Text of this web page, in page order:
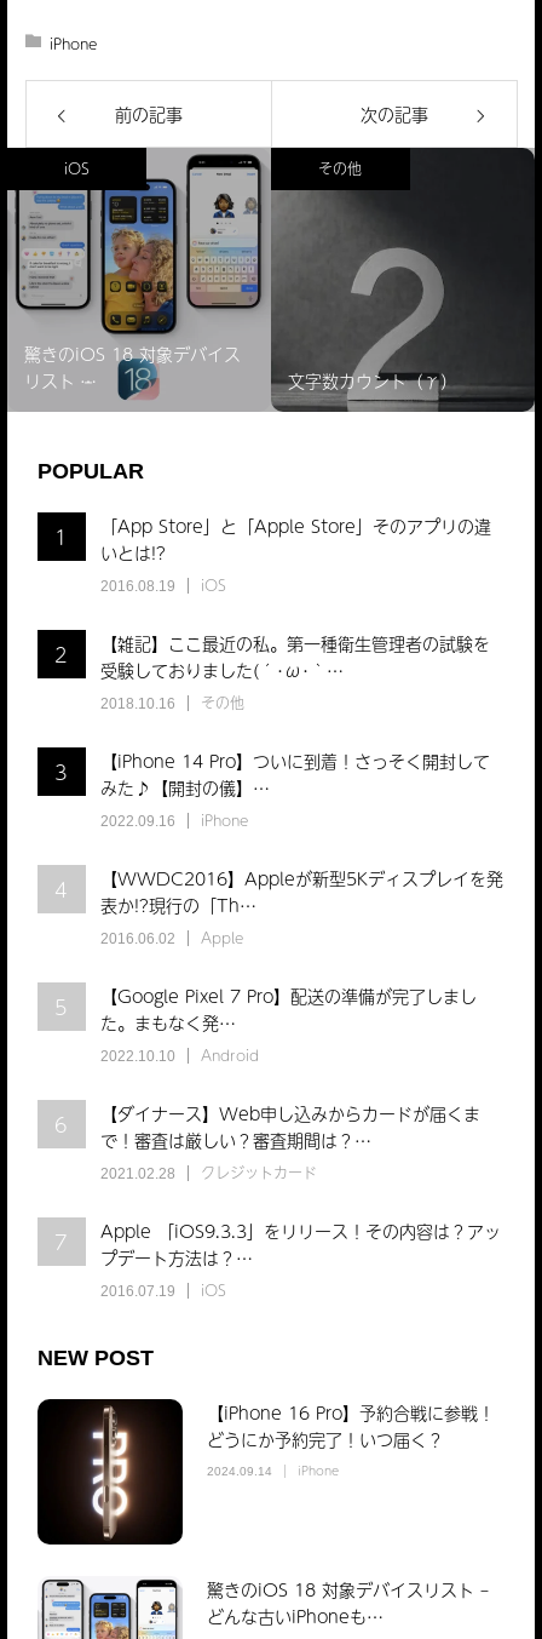
iPhone
前の記事 次の記事
iOS
驚きのiOS 18 対象デバイス
リスト ̵…
その他
文字数カウント（γ）
POPULAR
1
「App Store」と「Apple Store」そのアプリの違
いとは!?
2016.08.19 iOS
2
【雑記】ここ最近の私。第一種衛生管理者の試験を
受験しておりました(´･ω･｀…
2018.10.16 その他
3
【iPhone 14 Pro】ついに到着！さっそく開封して
みた♪【開封の儀】…
2022.09.16 iPhone
4
【WWDC2016】Appleが新型5Kディスプレイを発
表か!?現行の「Th…
2016.06.02 Apple
5
【Google Pixel 7 Pro】配送の準備が完了しまし
た。まもなく発…
2022.10.10 Android
6
【ダイナース】Web申し込みからカードが届くま
で！審査は厳しい？審査期間は？…
2021.02.28 クレジットカード
7
Apple 「iOS9.3.3」をリリース！その内容は？アッ
プデート方法は？…
2016.07.19 iOS
NEW POST
【iPhone 16 Pro】予約合戦に参戦！
どうにか予約完了！いつ届く？
2024.09.14 iPhone
驚きのiOS 18 対象デバイスリスト –
どんな古いiPhoneも…